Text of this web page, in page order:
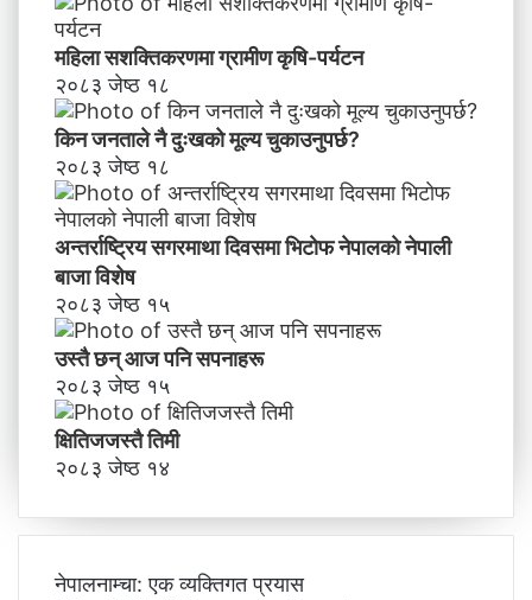
महिला सशक्तिकरणमा ग्रामीण कृषि-पर्यटन
२०८३ जेष्ठ १८
किन जनताले नै दुःखको मूल्य चुकाउनुपर्छ?
२०८३ जेष्ठ १८
अन्तर्राष्ट्रिय सगरमाथा दिवसमा भिटाेफ नेपालकाे नेपाली
बाजा विशेष
२०८३ जेष्ठ १५
उस्तै छन् आज पनि सपनाहरू
२०८३ जेष्ठ १५
क्षितिजजस्तै तिमी
२०८३ जेष्ठ १४
नेपालनाम्चा: एक व्यक्तिगत प्रयास